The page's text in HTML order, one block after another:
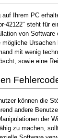
Ihrem PC
42122" steht für
von
mögliche
mit wenig
sowie eine
können die
andere
der
zu machen,